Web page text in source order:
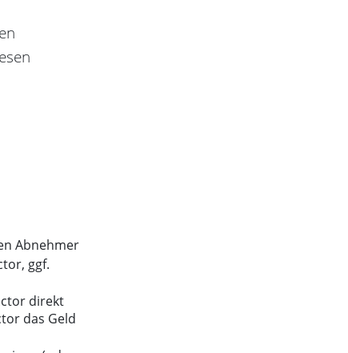
Abnehmer
ggf.
direkt
das Geld